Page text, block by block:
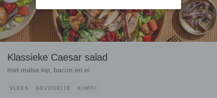
Klassieke Caesar salad
met malse kip, bacon en ei
VLEES GEVOGELTE EIWIT+